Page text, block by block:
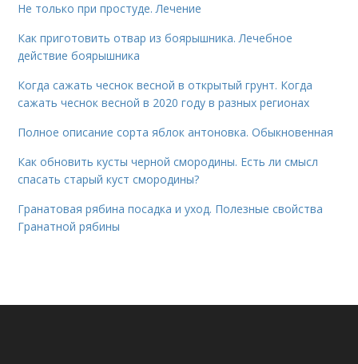
Не только при простуде. Лечение
Как приготовить отвар из боярышника. Лечебное
действие боярышника
Когда сажать чеснок весной в открытый грунт. Когда
сажать чеснок весной в 2020 году в разных регионах
Полное описание сорта яблок антоновка. Обыкновенная
Как обновить кусты черной смородины. Есть ли смысл
спасать старый куст смородины?
Гранатовая рябина посадка и уход. Полезные свойства
Гранатной рябины